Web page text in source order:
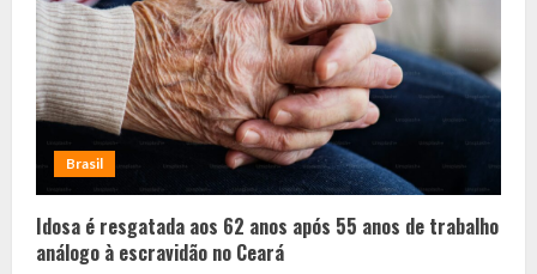
Brasil
Idosa é resgatada aos 62 anos após 55 anos de trabalho
análogo à escravidão no Ceará